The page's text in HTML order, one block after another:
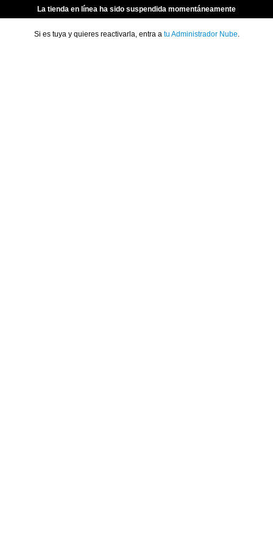
La tienda en línea ha sido suspendida momentáneamente
Si es tuya y quieres reactivarla, entra a tu Administrador Nube.